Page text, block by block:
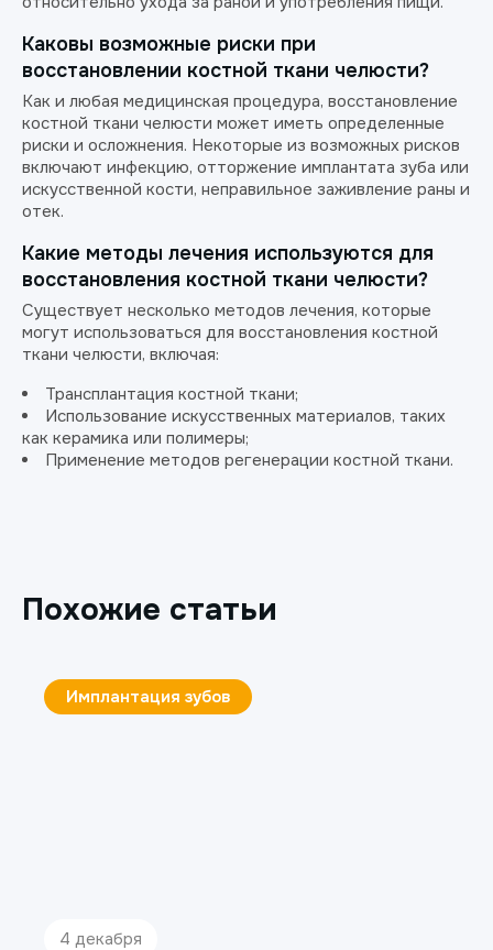
Каковы возможные риски при
восстановлении костной ткани челюсти?
Как и любая медицинская процедура, восстановление
костной ткани челюсти может иметь определенные
риски и осложнения. Некоторые из возможных рисков
включают инфекцию, отторжение имплантата зуба или
искусственной кости, неправильное заживление раны и
отек.
Какие методы лечения используются для
восстановления костной ткани челюсти?
Существует несколько методов лечения, которые
могут использоваться для восстановления костной
ткани челюсти, включая:
Трансплантация костной ткани;
Использование искусственных материалов, таких
как керамика или полимеры;
Применение методов регенерации костной ткани.
Похожие статьи
Имплантация зубов
4 декабря